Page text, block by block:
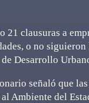
21 clausuras a
o no
Desarrollo
señaló que
Ambiente del